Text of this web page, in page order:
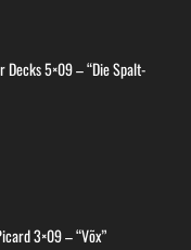
Decks 5×09 – “Die Spalt-
3×09 – “Võx”